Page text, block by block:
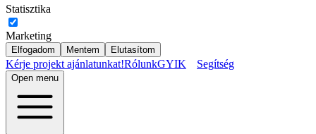
Statisztika
Marketing
Elfogadom Mentem Elutasítom
Kérje projekt ajánlatunkat!RólunkGYIK Segítség
Open menu